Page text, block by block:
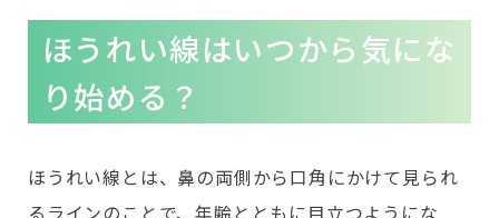
ほうれい線はいつから気にな
り始める？
ほうれい線とは、鼻の両側から口角にかけて見られ
るラインのことで、年齢とともに目立つようにな